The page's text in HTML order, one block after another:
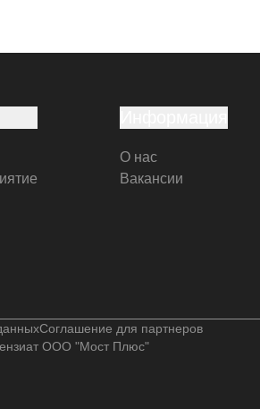
О нас
Вакансии
Соглашение для партнеров
ООО "Мост Плюс"